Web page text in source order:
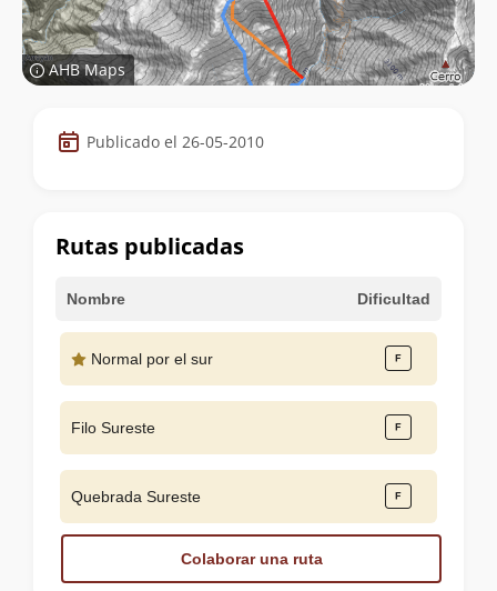
AHB Maps
Datos
de
cumbre
Publicado el 26-05-2010
Rutas publicadas
Nombre Dificultad
Normal por el sur
Filo Sureste
Quebrada Sureste
Colaborar una ruta